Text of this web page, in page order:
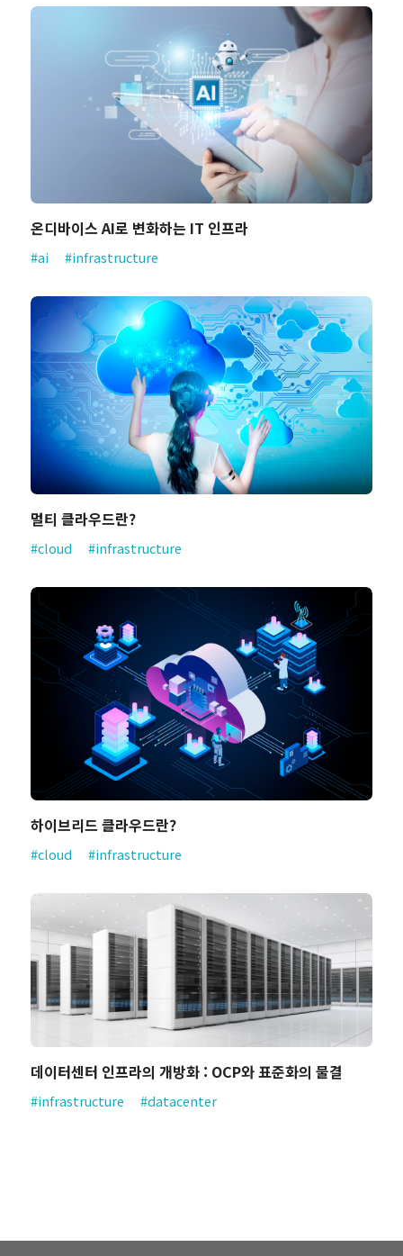
온디바이스 AI로 변화하는 IT 인프라
#ai #infrastructure
멀티 클라우드란?
#cloud #infrastructure
하이브리드 클라우드란?
#cloud #infrastructure
데이터센터 인프라의 개방화 : OCP와 표준화의 물결
#infrastructure #datacenter